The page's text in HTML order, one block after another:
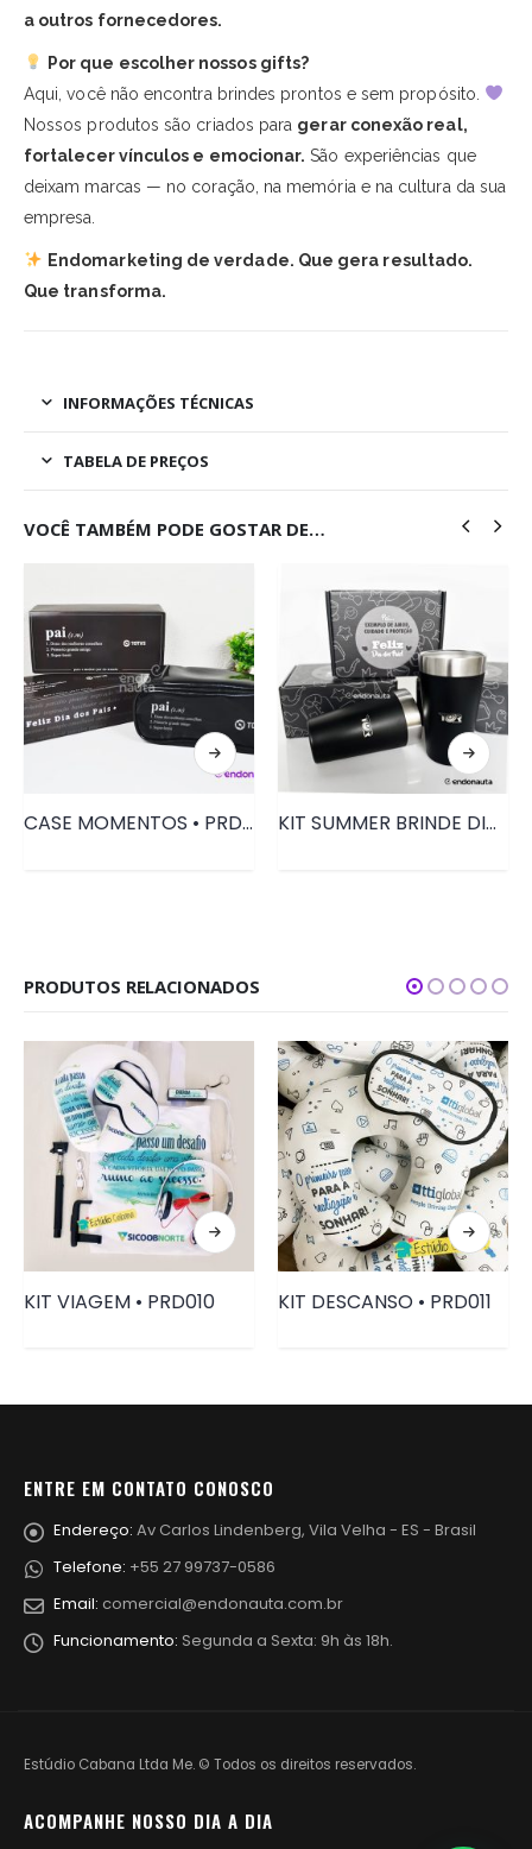
a outros fornecedores.
Por que escolher nossos gifts?
Aqui, você não encontra brindes prontos e sem propósito.
Nossos produtos são criados para gerar conexão real,
fortalecer vínculos e emocionar. São experiências que
deixam marcas — no coração, na memória e na cultura da sua
empresa.
Endomarketing de verdade. Que gera resultado.
Que transforma.
INFORMAÇÕES TÉCNICAS
TABELA DE PREÇOS
VOCÊ TAMBÉM PODE GOSTAR DE…
CASE MOMENTOS • PRD111 KIT SUMMER BRINDE DIA DOS PAIS | PRD174
PRODUTOS RELACIONADOS
KIT VIAGEM • PRD010 KIT DESCANSO • PRD011
ENTRE EM CONTATO CONOSCO
Endereço: Av Carlos Lindenberg, Vila Velha - ES - Brasil
Telefone: +55 27 99737-0586
Email: comercial@endonauta.com.br
Funcionamento: Segunda a Sexta: 9h às 18h.
Estúdio Cabana Ltda Me. © Todos os direitos reservados.
ACOMPANHE NOSSO DIA A DIA